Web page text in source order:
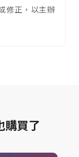
修正，以主辦
購買了